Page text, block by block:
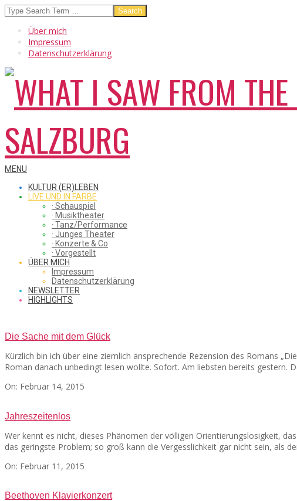
Skip
to
content
Search
Über mich
Impressum
Datenschutzerklärung
WHAT
SAW
FROM
THE
CHEAP
SEATS
Secondary
Menu
MENU
KULTUR (ER)LEBEN
LIVE UND IN FARBE
· Schauspiel
· Musiktheater
· Tanz/Performance
· Junges Theater
· Konzerte & Co
· Vorgestellt
ÜBER MICH
Impressum
Datenschutzerklärung
NEWSLETTER
HIGHLIGHTS
Die Sache mit dem Glück
Kürzlich bin ich über eine ziemlich ansprechende Rezension des Romans
Roman danach unbedingt lesen wollte. Sofort. Am liebsten bereits gestern.
2015-
On: Februar 14, 2015
Jahreszeitenlos
Wer kennt es nicht, dieses Phänomen der völligen Orientierungslosigkeit,
das geringste Problem; so groß kann die Vergesslichkeit gar nicht sein, als
2015-
On: Februar 11, 2015
Beethoven Klavierkonzert